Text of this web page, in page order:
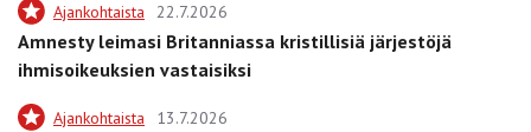
Ajankohtaista 22.7.2026
Amnesty leimasi Britanniassa kristillisiä järjestöjä
ihmisoikeuksien vastaisiksi
Ajankohtaista 13.7.2026